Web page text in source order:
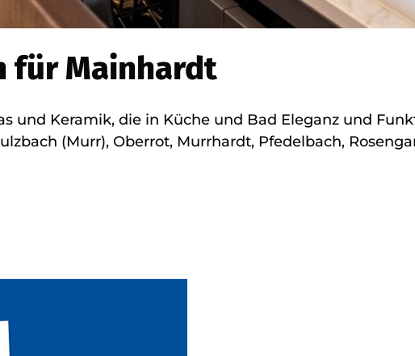
für Mainhardt
und Keramik, die in Küche und Bad Eleganz und
(Murr), Oberrot, Murrhardt, Pfedelbach,